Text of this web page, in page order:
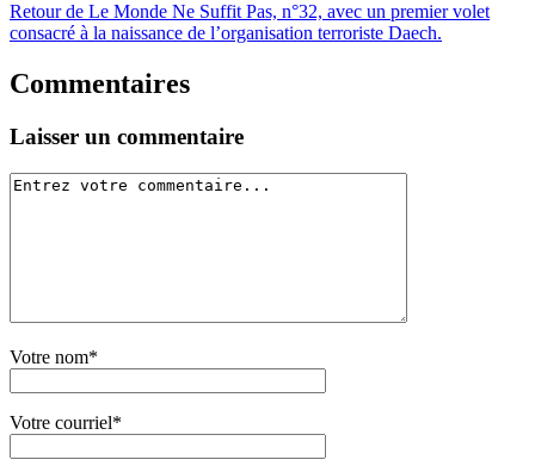
Retour de Le Monde Ne Suffit Pas, n°32, avec un premier volet
consacré à la naissance de l’organisation terroriste Daech.
Commentaires
Laisser un commentaire
Votre nom*
Votre courriel*